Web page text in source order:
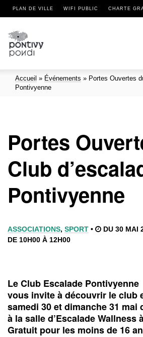
PLAN DE VILLE WIFI PUBLIC CHARTE
Accueil » Événements » Portes Ouvertes
Pontivyenne
Portes
Club
Pontivyenne
ASSOCIATIONS, SPORT •
DU 30 MAI
DE 10H00 À 12H00
Le Club Escalade Pontivyenne
vous invite à découvrir le club
samedi 30 et dimanche 31 mai
à la salle d’Escalade Wallness
Gratuit pour les moins de 16